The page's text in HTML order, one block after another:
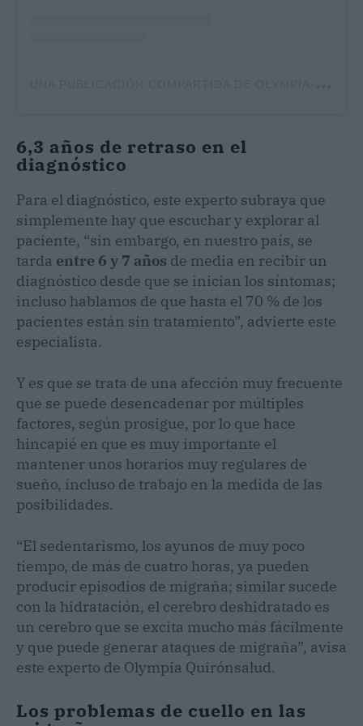
6,3 años de retraso en el
diagnóstico
Para el diagnóstico, este experto subraya que
simplemente hay que escuchar y explorar al
paciente, “sin embargo, en nuestro país, se
tarda entre 6 y 7 años de media en recibir un
diagnóstico desde que se inician los síntomas;
incluso hablamos de que hasta el 70 % de los
pacientes están sin tratamiento”, advierte este
especialista.
Y es que se trata de una afección muy frecuente
que se puede desencadenar por múltiples
factores, según prosigue, por lo que hace
hincapié en que es muy importante el
mantener unos horarios muy regulares de
sueño, incluso de trabajo en la medida de las
posibilidades.
“El sedentarismo, los ayunos de muy poco
tiempo, de más de cuatro horas, ya pueden
producir episodios de migraña; similar sucede
con la hidratación, el cerebro deshidratado es
un cerebro que se excita mucho más fácilmente
y que puede generar ataques de migraña”, avisa
este experto de Olympia Quirónsalud.
Los problemas de cuello en las